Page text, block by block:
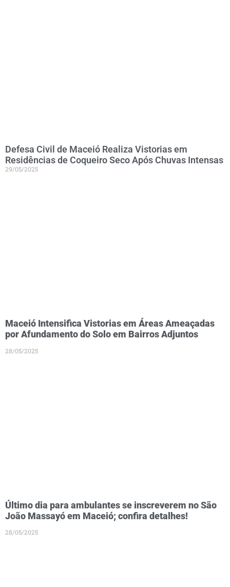
Defesa Civil de Maceió Realiza Vistorias em
Residências de Coqueiro Seco Após Chuvas Intensas
29/05/2025
Maceió Intensifica Vistorias em Áreas Ameaçadas
por Afundamento do Solo em Bairros Adjuntos
28/05/2025
Último dia para ambulantes se inscreverem no São
João Massayó em Maceió; confira detalhes!
28/05/2025